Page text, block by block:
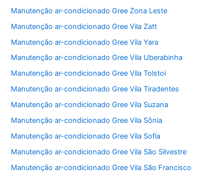
Manutenção ar-condicionado Gree Zona Leste
Manutenção ar-condicionado Gree Vila Zatt
Manutenção ar-condicionado Gree Vila Yara
Manutenção ar-condicionado Gree Vila Uberabinha
Manutenção ar-condicionado Gree Vila Tolstoi
Manutenção ar-condicionado Gree Vila Tiradentes
Manutenção ar-condicionado Gree Vila Suzana
Manutenção ar-condicionado Gree Vila Sônia
Manutenção ar-condicionado Gree Vila Sofia
Manutenção ar-condicionado Gree Vila São Silvestre
Manutenção ar-condicionado Gree Vila São Francisco